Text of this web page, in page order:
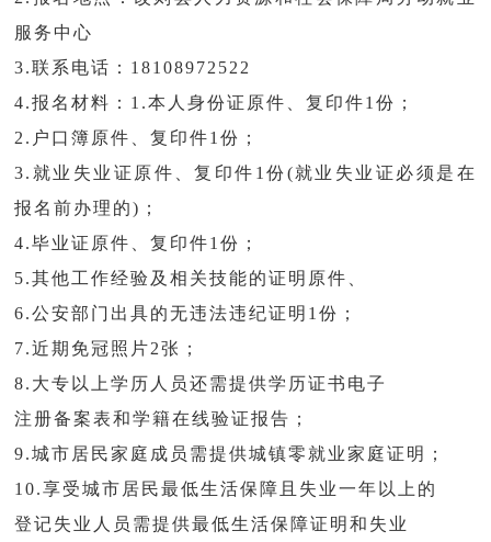
服务中心
3.联系电话：18108972522
4.报名材料：1.本人身份证原件、复印件1份；
2.户口簿原件、复印件1份；
3.就业失业证原件、复印件1份(就业失业证必须是在
报名前办理的)；
4.毕业证原件、复印件1份；
5.其他工作经验及相关技能的证明原件、
6.公安部门出具的无违法违纪证明1份；
7.近期免冠照片2张；
8.大专以上学历人员还需提供学历证书电子
注册备案表和学籍在线验证报告；
9.城市居民家庭成员需提供城镇零就业家庭证明；
10.享受城市居民最低生活保障且失业一年以上的
登记失业人员需提供最低生活保障证明和失业